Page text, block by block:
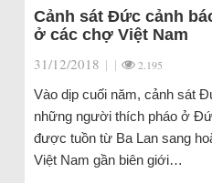
Cảnh sát Đức cảnh
ở các chợ Việt Nam
31/12/2018 | | 2.195
Vào dịp cuối năm, cảnh sát
những người thích pháo ở
được tuồn từ Ba Lan sang
Việt Nam gần biên giới…